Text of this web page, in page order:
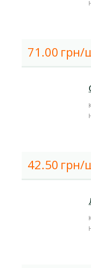
71.00 грн/
42.50 грн/